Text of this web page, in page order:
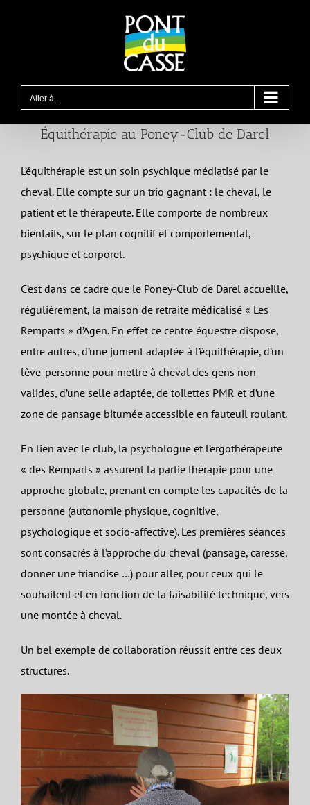
Aller à...
Équithérapie au Poney-Club de Darel
L’équithérapie est un soin psychique médiatisé par le
cheval. Elle compte sur un trio gagnant : le cheval, le
patient et le thérapeute. Elle comporte de nombreux
bienfaits, sur le plan cognitif et comportemental,
psychique et corporel.
C’est dans ce cadre que le Poney-Club de Darel accueille,
régulièrement, la maison de retraite médicalisé « Les
Remparts » d’Agen. En effet ce centre équestre dispose,
entre autres, d’une jument adaptée à l’équithérapie, d’un
lève-personne pour mettre à cheval des gens non
valides, d’une selle adaptée, de toilettes PMR et d’une
zone de pansage bitumée accessible en fauteuil roulant.
En lien avec le club, la psychologue et l’ergothérapeute
« des Remparts » assurent la partie thérapie pour une
approche globale, prenant en compte les capacités de la
personne (autonomie physique, cognitive,
psychologique et socio-affective). Les premières séances
sont consacrés à l’approche du cheval (pansage, caresse,
donner une friandise …) pour aller, pour ceux qui le
souhaitent et en fonction de la faisabilité technique, vers
une montée à cheval.
Un bel exemple de collaboration réussit entre ces deux
structures.